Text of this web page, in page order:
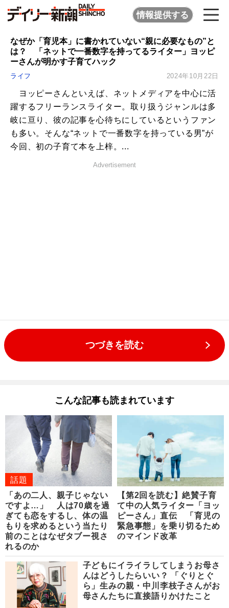
情報提供する
なぜか「育児本」に書かれていない“親に必要なもの”と
は？ 「ネットで一番数字を持ってるライター」ヨッピ
ーさんが明かす子育てハック
ライフ 2024年10月22日
ヨッピーさんといえば、ネットメディアを中心に活
躍するフリーランスライター。取り扱うジャンルは多
岐に亘り、彼の記事を心待ちにしているというファン
も多い。そんな“ネットで一番数字を持っている男”が
今回、初の子育て本を上梓。...
Advertisement
つづきを読む
こんな記事も読まれています
話題
「あの二人、親子じゃない
ですよ…」 人は70歳を過
ぎても恋をするし、体の温
もりを求めるという当たり
前のことはなぜタブー視さ
れるのか
【第2回を読む】絶賛子育
て中の人気ライター「ヨッ
ピーさん」直伝 「育児の
緊急事態」を乗り切るため
のマインド改革
子どもにイライラしてしまうお母さ
んはどうしたらいい？ 「ぐりとぐ
ら」生みの親・中川李枝子さんがお
母さんたちに直接語りかけたこと